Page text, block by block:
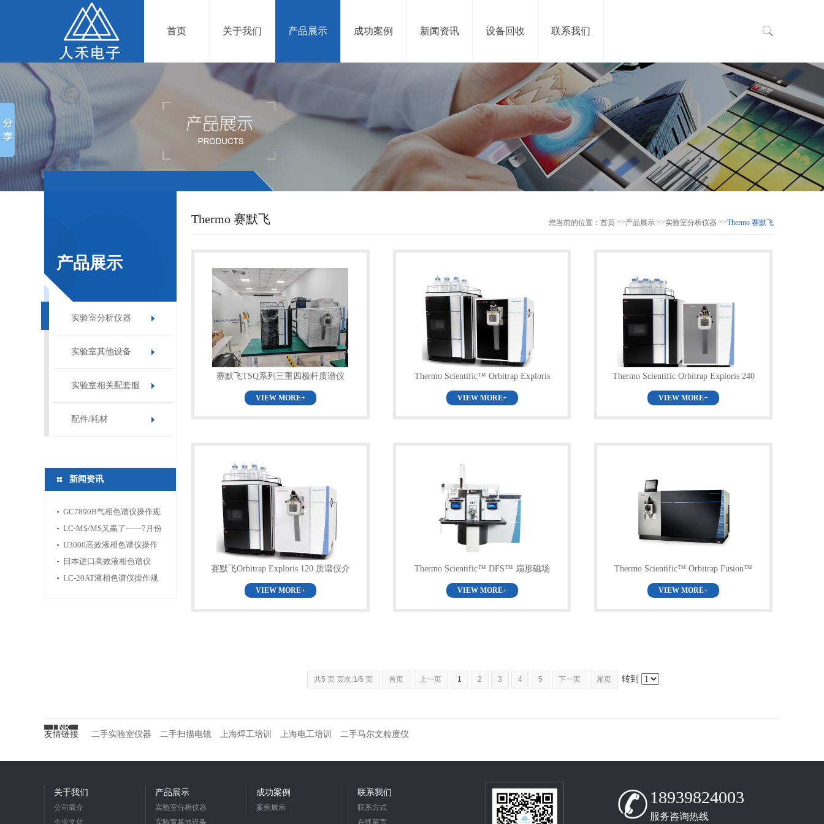
首页 关于我们 产品展示 成功案例 新闻资讯 设备回收 联系我们
产品展示
实验室分析仪器
实验室其他设备
实验室相关配套服
务
配件/耗材
新闻资讯
GC7890B气相色谱仪操作规
程
LC-MS/MS又赢了——7月份
食环药新标准告诉你分析仪
器市场下一步往哪走
U3000高效液相色谱仪操作
规程
日本进口高效液相色谱仪
LC-30A
LC-20AT液相色谱仪操作规
Thermo 赛默飞 您当前的位置： 首页 >>产品展示 >>实验室分析仪器 >>Thermo 赛默飞
赛默飞TSQ系列三重四极杆质谱仪
VIEW MORE+
Thermo Scientific™ Orbitrap Exploris
™480 质谱仪介绍
VIEW MORE+
Thermo Scientific Orbitrap Exploris 240
质谱仪介绍
VIEW MORE+
赛默飞Orbitrap Exploris 120 质谱仪介
绍
VIEW MORE+
Thermo Scientific™ DFS™ 扇形磁场
GC-HRMS 系统
VIEW MORE+
Thermo Scientific™ Orbitrap Fusion™
Lumos™ Tribrid™ 质谱仪
VIEW MORE+
共5 页 页次:1/5 页 首页 上一页 1 2 3 4 5 下一页 尾页 转到
友情链接 二手实验室仪器 二手扫描电镜 上海焊工培训 上海电工培训 二手马尔文粒度仪
关于我们
公司简介
产品展示
实验室分析仪器
成功案例
案例展示
联系我们
联系方式
18939824003
服务咨询热线